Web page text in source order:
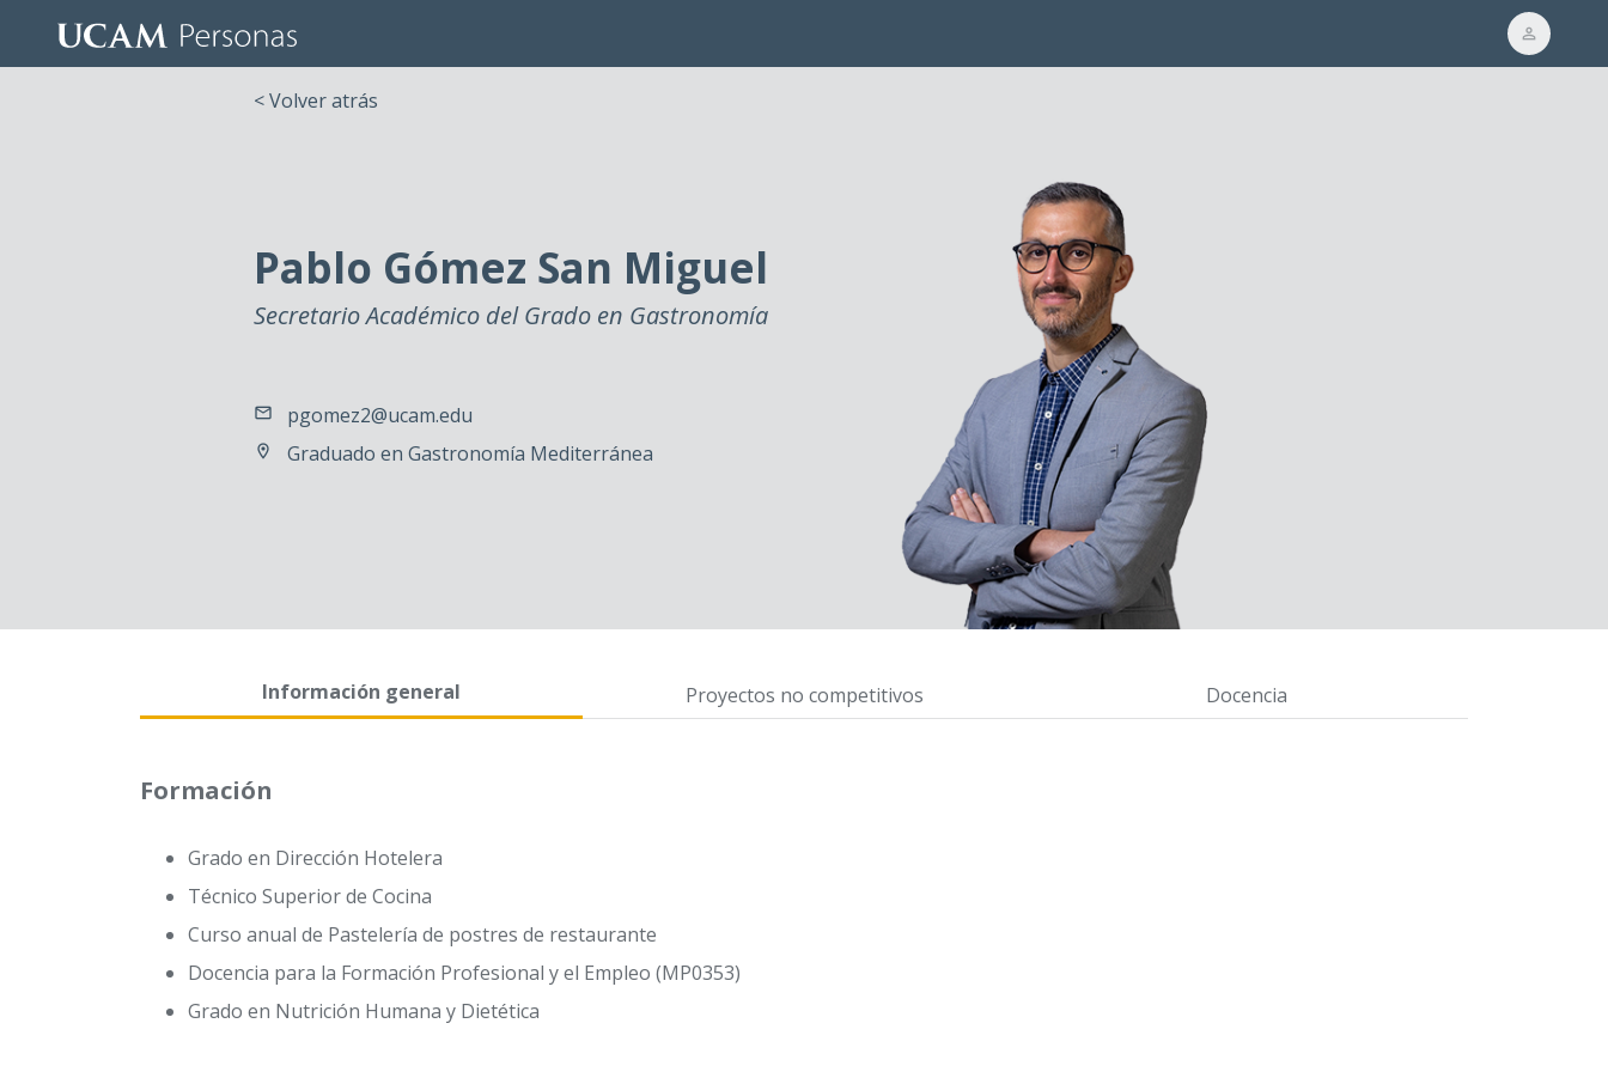
< Volver atrás
Pablo Gómez San Miguel
Secretario Académico del Grado en Gastronomía
pgomez2@ucam.edu
Graduado en Gastronomía Mediterránea
Información general Proyectos no competitivos Docencia
Formación
Grado en Dirección Hotelera
Técnico Superior de Cocina
Curso anual de Pastelería de postres de restaurante
Docencia para la Formación Profesional y el Empleo (MP0353)
Grado en Nutrición Humana y Dietética